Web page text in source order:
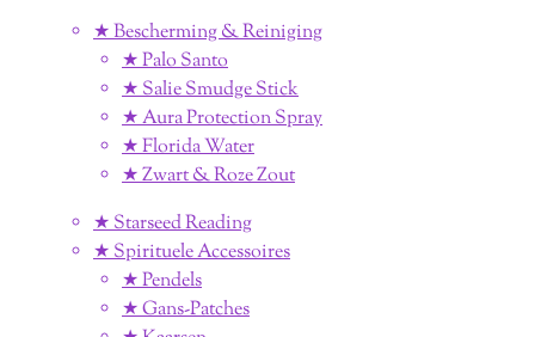
★ Bescherming & Reiniging
★ Palo Santo
★ Salie Smudge Stick
★ Aura Protection Spray
★ Florida Water
★ Zwart & Roze Zout
★ Starseed Reading
★ Spirituele Accessoires
★ Pendels
★ Gans-Patches